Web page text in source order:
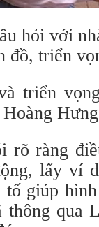
hỏi với
đồ, triển
triển
rõ ràng
lấy ví
tố giúp
thông qua